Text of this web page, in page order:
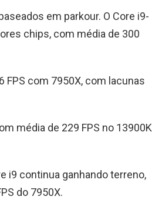
em parkour. O Core i9-
chips, com média de 300
FPS com 7950X, com lacunas
média de 229 FPS no 13900K
i9 continua ganhando terreno,
do 7950X.